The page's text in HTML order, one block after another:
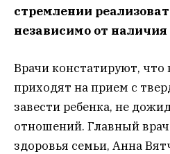
стремлении
независимо от
Врачи констатируют,
приходят на прием с
завести ребенка, не
отношений. Главный
здоровья семьи, Анна